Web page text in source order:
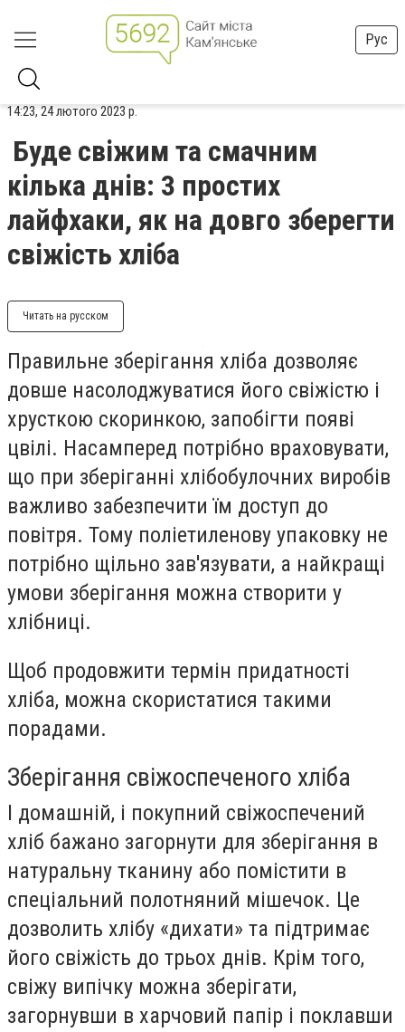
Рус
14:23, 24 лютого 2023 р.
Буде свіжим та смачним
кілька днів: 3 простих
лайфхаки, як на довго зберегти
свіжість хліба
Читать на русском
Правильне зберігання хліба дозволяє
довше насолоджуватися його свіжістю і
хрусткою скоринкою, запобігти появі
цвілі. Насамперед потрібно враховувати,
що при зберіганні хлібобулочних виробів
важливо забезпечити їм доступ до
повітря. Тому поліетиленову упаковку не
потрібно щільно зав'язувати, а найкращі
умови зберігання можна створити у
хлібниці.
Щоб продовжити термін придатності
хліба, можна скористатися такими
порадами.
Зберігання свіжоспеченого хліба
І домашній, і покупний свіжоспечений
хліб бажано загорнути для зберігання в
натуральну тканину або помістити в
спеціальний полотняний мішечок. Це
дозволить хлібу «дихати» та підтримає
його свіжість до трьох днів. Крім того,
свіжу випічку можна зберігати,
загорнувши в харчовий папір і поклавши